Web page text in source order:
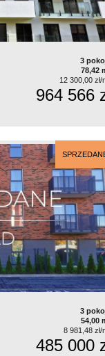
3
78,42
12 300,00 zł/
964 566
3
54,00
8 981,48 zł/
485 000